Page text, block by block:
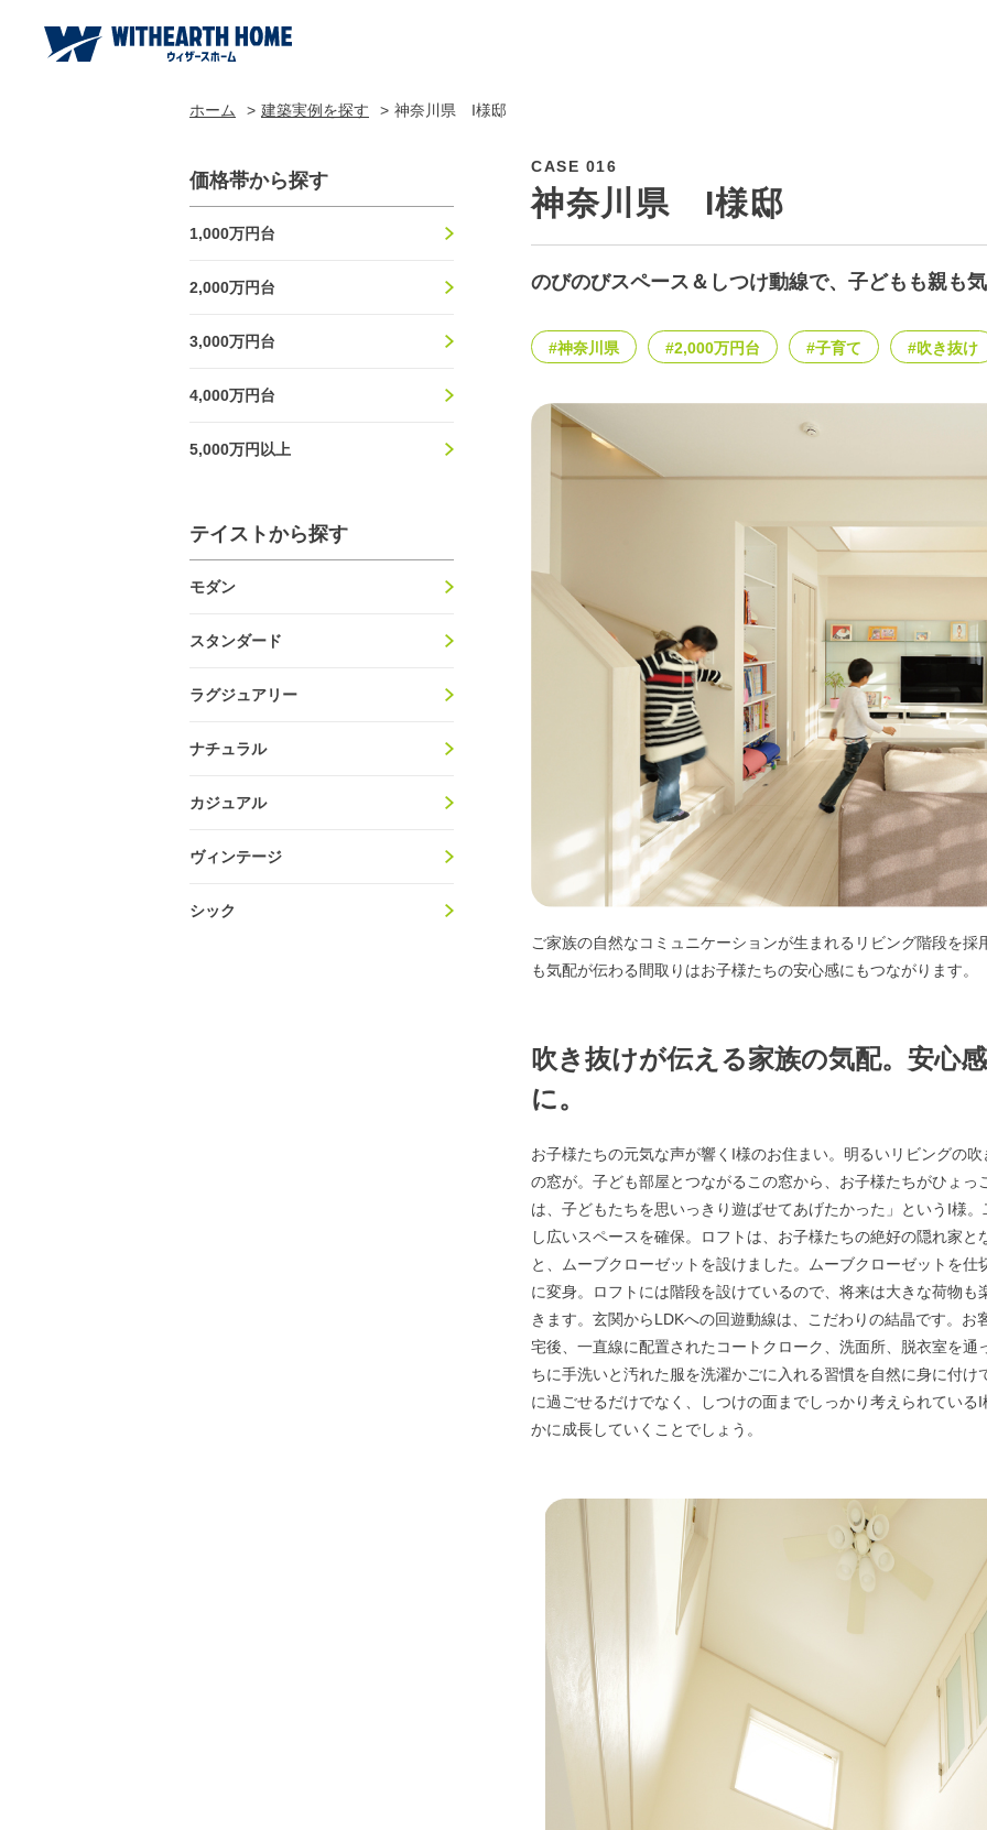
ホーム 建築実例を探す 神奈川県 I様邸
CASE 016
神奈川県 I様邸
のびのびスペース＆しつけ動線で、子どもも親も
#神奈川県 #2,000万円台 #子育て #吹き抜け
ご家族の自然なコミュニケーションが生まれるリビング階段を
も気配が伝わる間取りはお子様たちの安心感にもつながります。
吹き抜けが伝える家族の気配。安心
に。
お子様たちの元気な声が響くI様のお住まい。明るいリビングの
の窓が。子ども部屋とつながるこの窓から、お子様たちがひょ
は、子どもたちを思いっきり遊ばせてあげたかった」というI様
し広いスペースを確保。ロフトは、お子様たちの絶好の隠れ家
と、ムーブクローゼットを設けました。ムーブクローゼットを
に変身。ロフトには階段を設けているので、将来は大きな荷物
きます。玄関からLDKへの回遊動線は、こだわりの結晶です。
宅後、一直線に配置されたコートクローク、洗面所、脱衣室を
ちに手洗いと汚れた服を洗濯かごに入れる習慣を自然に身に付
に過ごせるだけでなく、しつけの面までしっかり考えられてい
かに成長していくことでしょう。
価格帯から探す
1,000万円台
2,000万円台
3,000万円台
4,000万円台
5,000万円以上
テイストから探す
モダン
スタンダード
ラグジュアリー
ナチュラル
カジュアル
ヴィンテージ
シック